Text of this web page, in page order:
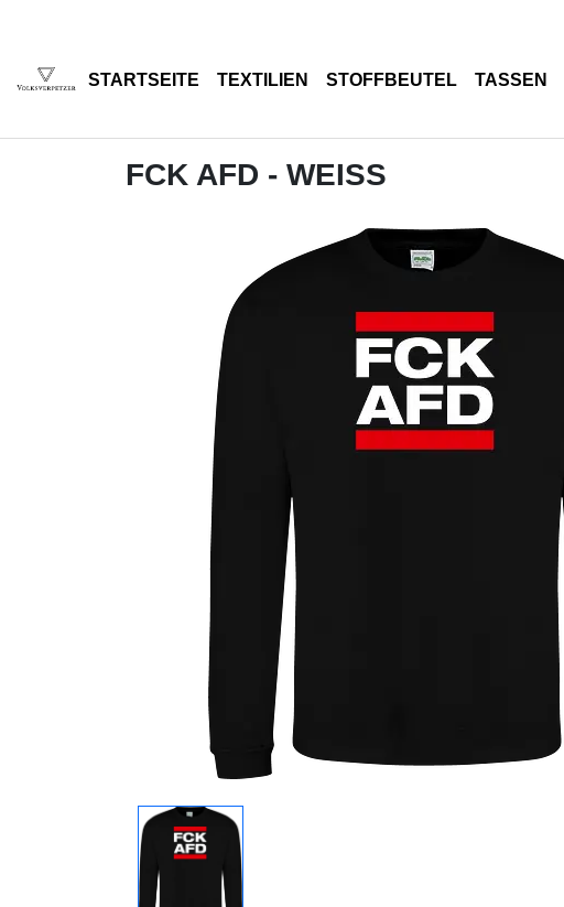
STARTSEITE TEXTILIEN STOFFBEUTEL TASSEN
FCK AFD - WEISS